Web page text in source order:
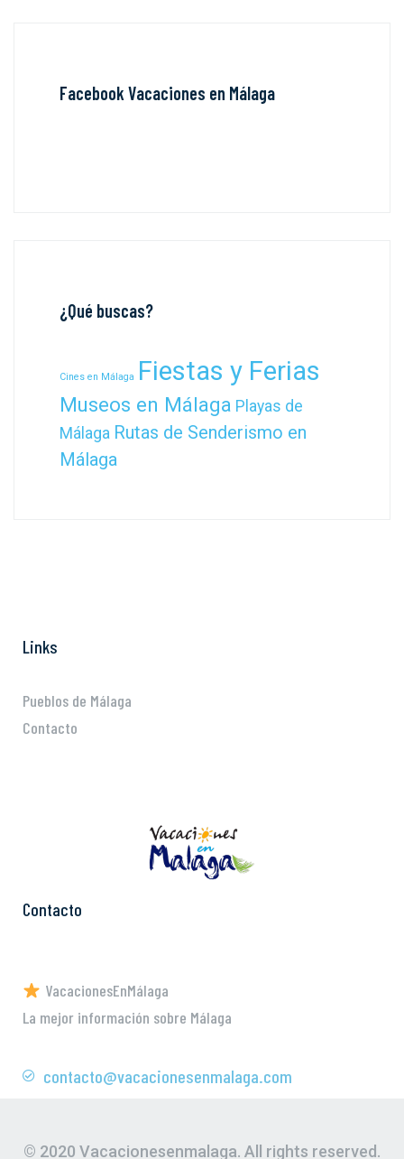
Facebook Vacaciones en Málaga
¿Qué buscas?
Cines en Málaga Fiestas y Ferias
Museos en Málaga Playas de
Málaga Rutas de Senderismo en
Málaga
Links
Pueblos de Málaga
Contacto
Contacto
VacacionesEnMálaga
La mejor información sobre Málaga
contacto@vacacionesenmalaga.com
© 2020 Vacacionesenmalaga. All rights reserved.